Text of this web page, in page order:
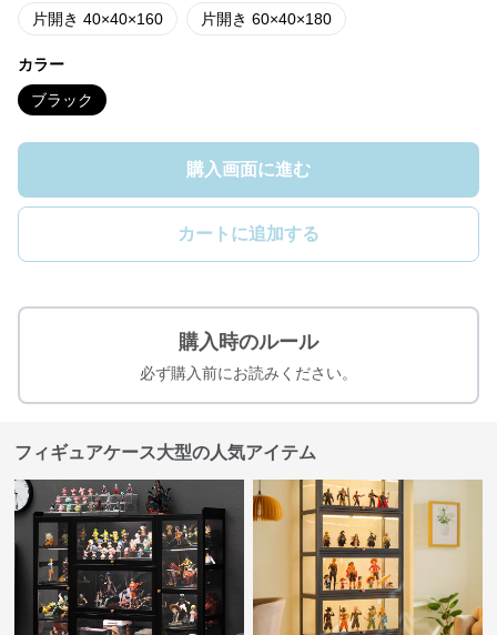
片開き 40×40×160 片開き 60×40×180
カラー
ブラック
購入画面に進む
カートに追加する
購入時のルール
必ず購入前にお読みください。
フィギュアケース大型の人気アイテム